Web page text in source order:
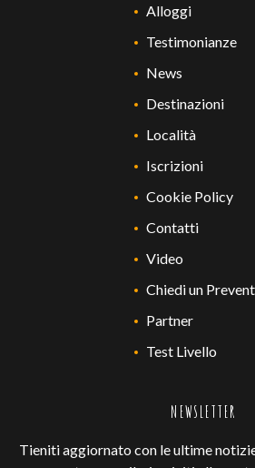
Alloggi
Testimonianze
News
Destinazioni
Località
Iscrizioni
Cookie Policy
Contatti
Video
Chiedi un
Partner
Test Livello
NEWSLETTER
Tieniti aggiornato con le ultime